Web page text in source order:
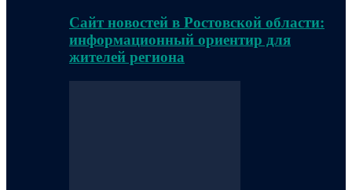
Сайт новостей в Ростовской области:
информационный ориентир для
жителей региона